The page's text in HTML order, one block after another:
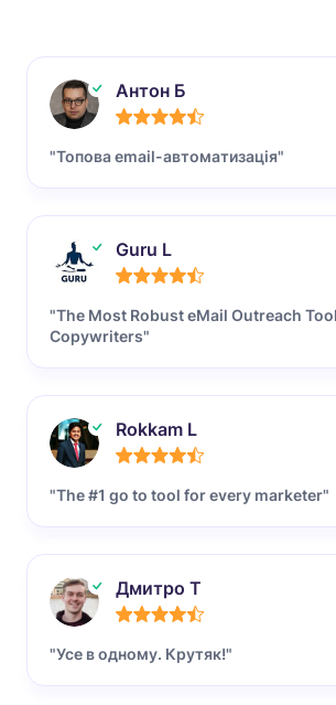
Антон Б
"Топова email-автоматизація"
Guru L
"The Most Robust eMail Outreach
Copywriters"
Rokkam L
"The #1 go to tool for every marketer"
Дмитро Т
"Усе в одному. Крутяк!"